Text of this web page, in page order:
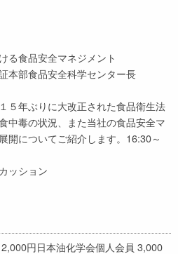
る食品安全マネジメント
部食品安全科学センター長
５年ぶりに大改正された食品衛生法
中毒の状況、また当社の食品安全マ
開についてご紹介します。16:30～
ッション
円日本油化学会個人会員 3,000